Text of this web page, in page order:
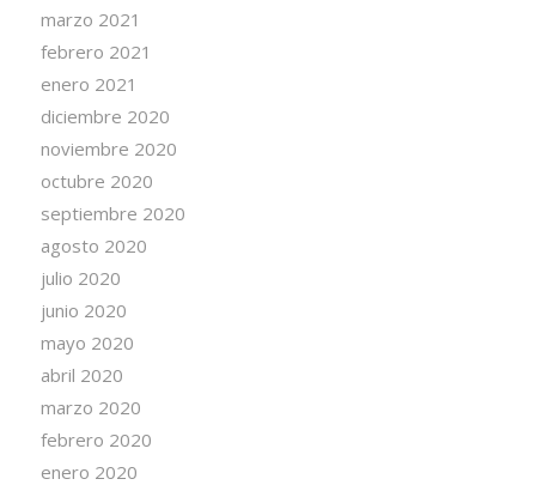
marzo 2021
febrero 2021
enero 2021
diciembre 2020
noviembre 2020
octubre 2020
septiembre 2020
agosto 2020
julio 2020
junio 2020
mayo 2020
abril 2020
marzo 2020
febrero 2020
enero 2020